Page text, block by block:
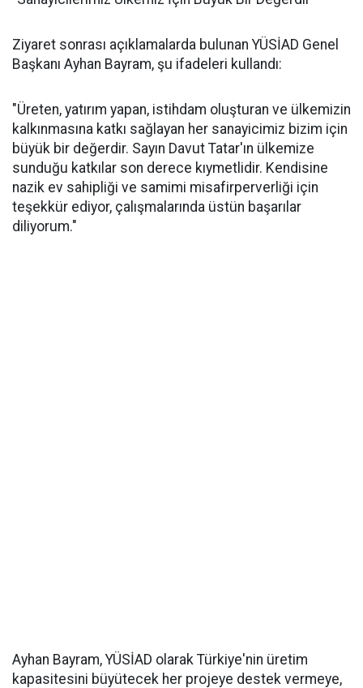
Ziyaret sonrası açıklamalarda bulunan YÜSİAD Genel
Başkanı Ayhan Bayram, şu ifadeleri kullandı:
"Üreten, yatırım yapan, istihdam oluşturan ve ülkemizin
kalkınmasına katkı sağlayan her sanayicimiz bizim için
büyük bir değerdir. Sayın Davut Tatar'ın ülkemize
sunduğu katkılar son derece kıymetlidir. Kendisine
nazik ev sahipliği ve samimi misafirperverliği için
teşekkür ediyor, çalışmalarında üstün başarılar
diliyorum."
Ayhan Bayram, YÜSİAD olarak Türkiye'nin üretim
kapasitesini büyütecek her projeye destek vermeye,